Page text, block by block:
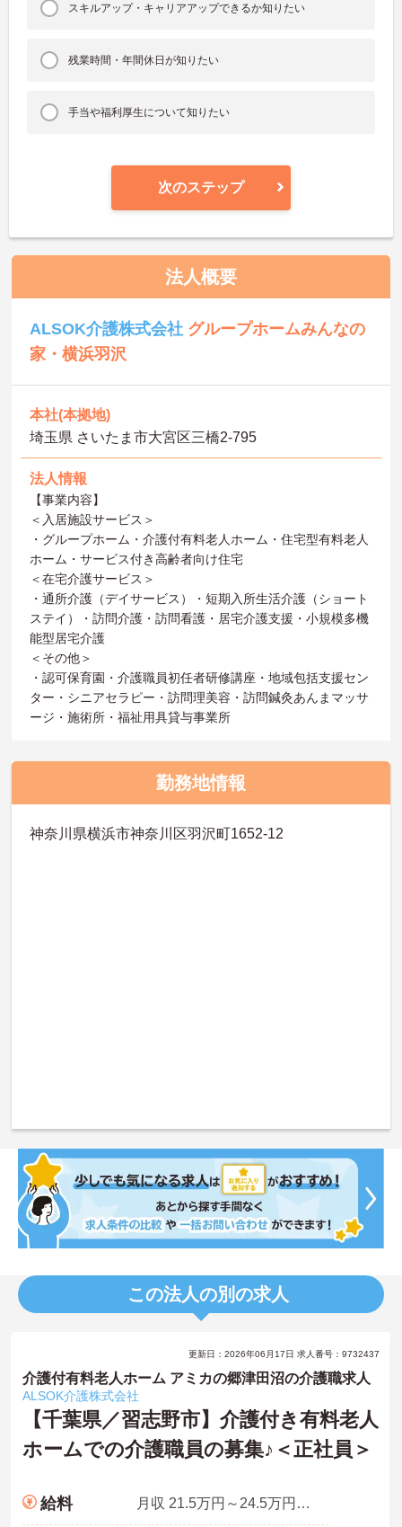
スキルアップ・キャリアアップできるか知りたい
残業時間・年間休日が知りたい
手当や福利厚生について知りたい
次のステップ
法人概要
ALSOK介護株式会社 グループホームみんなの
家・横浜羽沢
本社(本拠地)
埼玉県 さいたま市大宮区三橋2-795
法人情報
【事業内容】
＜入居施設サービス＞
・グループホーム・介護付有料老人ホーム・住宅型有料老人
ホーム・サービス付き高齢者向け住宅
＜在宅介護サービス＞
・通所介護（デイサービス）・短期入所生活介護（ショート
ステイ）・訪問介護・訪問看護・居宅介護支援・小規模多機
能型居宅介護
＜その他＞
・認可保育園・介護職員初任者研修講座・地域包括支援セン
ター・シニアセラピー・訪問理美容・訪問鍼灸あんまマッサ
ージ・施術所・福祉用具貸与事業所
勤務地情報
神奈川県横浜市神奈川区羽沢町1652-12
この法人の別の求人
更新日：2026年06月17日 求人番号：9732437
介護付有料老人ホーム アミカの郷津田沼の介護職求人
ALSOK介護株式会社
【千葉県／習志野市】介護付き有料老人
ホームでの介護職員の募集♪＜正社員＞
給料 月収 21.5万円～24.5万円程度 夜勤手当5回分を含む